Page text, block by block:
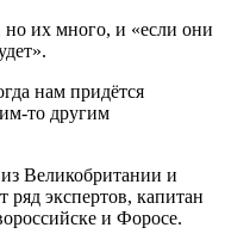
их много, и «если они
нам придётся
то другим
Великобритании и
экспертов, капитан
и Форосе.